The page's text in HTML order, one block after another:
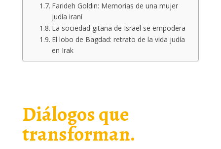
Farideh Goldin: Memorias de una mujer
judía iraní
La sociedad gitana de Israel se empodera
El lobo de Bagdad: retrato de la vida judía
en Irak
Diálogos que
transforman.